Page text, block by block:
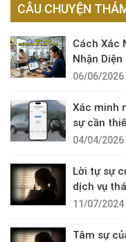
CÂU CHUYỆN
Cách Xác
Nhận
06/06/2026
Xác minh
sự cần
04/04/2026
Lời tự sự
dịch vụ
11/07/2024
Tâm sự